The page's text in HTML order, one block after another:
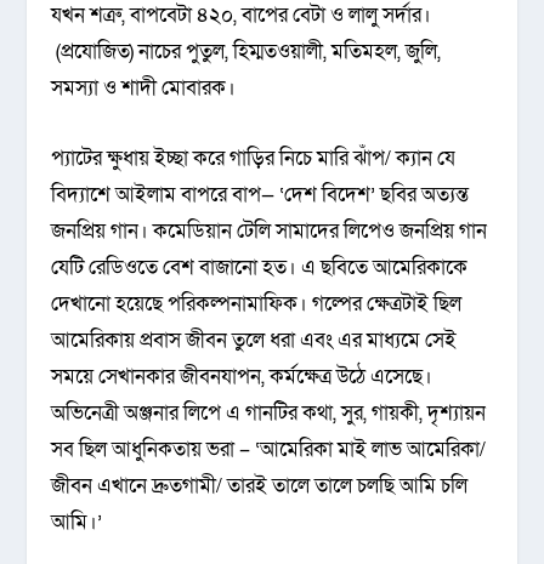
যখন শত্রু, বাপবেটা ৪২০, বাপের বেটা ও লালু সর্দার।
(প্রযোজিত) নাচের পুতুল, হিম্মতওয়ালী, মতিমহল, জুলি,
সমস্যা ও শাদী মোবারক।
প্যাটের ক্ষুধায় ইচ্ছা করে গাড়ির নিচে মারি ঝাঁপ/ ক্যান যে
বিদ্যাশে আইলাম বাপরে বাপ— ‘দেশ বিদেশ’ ছবির অত্যন্ত
জনপ্রিয় গান। কমেডিয়ান টেলি সামাদের লিপেও জনপ্রিয় গান
যেটি রেডিওতে বেশ বাজানো হত। এ ছবিতে আমেরিকাকে
দেখানো হয়েছে পরিকল্পনামাফিক। গল্পের ক্ষেত্রটাই ছিল
আমেরিকায় প্রবাস জীবন তুলে ধরা এবং এর মাধ্যমে সেই
সময়ে সেখানকার জীবনযাপন, কর্মক্ষেত্র উঠে এসেছে।
অভিনেত্রী অঞ্জনার লিপে এ গানটির কথা, সুর, গায়কী, দৃশ্যায়ন
সব ছিল আধুনিকতায় ভরা – ‘আমেরিকা মাই লাভ আমেরিকা/
জীবন এখানে দ্রুতগামী/ তারই তালে তালে চলছি আমি চলি
আমি।’